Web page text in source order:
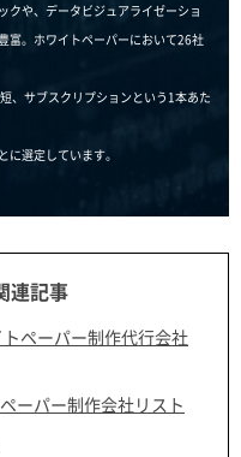
クや、データビジュアライゼーショ
富。ホワイトペーパーにおいて26社
、サブスクリプションという1本あた
選定しています。
連記事
ペーパー制作代行会社
ーパー制作会社リスト